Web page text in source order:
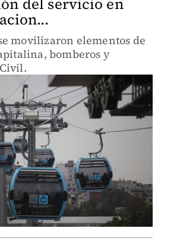
movilizaron elementos de
bomberos y